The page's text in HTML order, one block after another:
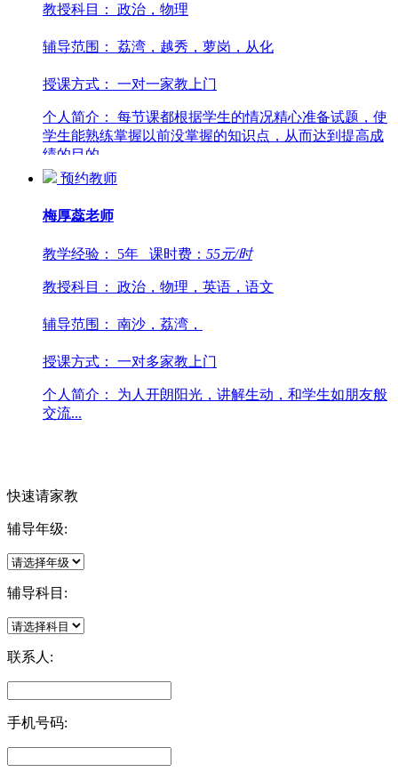
教授科目： 政治，物理
辅导范围： 荔湾，越秀，萝岗，从化
授课方式： 一对一家教上门
个人简介：
每节课都根据学生的情况精心准备试题，使
学生能熟练掌握以前没掌握的知识点，从而达到提高成
绩的目的...
预约教师
梅厚蕊老师
教学经验： 5年 课时费： 55元/时
教授科目： 政治，物理，英语，语文
辅导范围： 南沙，荔湾，
授课方式： 一对多家教上门
个人简介：
为人开朗阳光，讲解生动，和学生如朋友般
交流...
快速请家教
辅导年级:
辅导科目:
联系人:
手机号码: